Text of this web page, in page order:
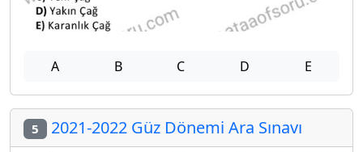
A B C D E
5 2021-2022 Güz Dönemi Ara Sınavı